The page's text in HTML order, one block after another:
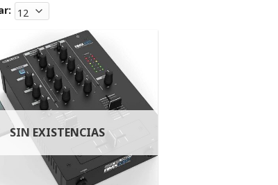
SIN EXISTENCIAS